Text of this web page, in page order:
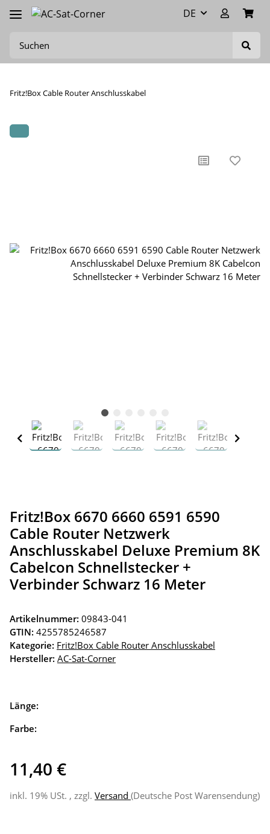
DE
Fritz!Box Cable Router Anschlusskabel
Fritz!Box 6670 6660 6591 6590
Cable Router Netzwerk
Anschlusskabel Deluxe Premium 8K
Cabelcon Schnellstecker +
Verbinder Schwarz 16 Meter
Artikelnummer: 09843-041
GTIN: 4255785246587
Kategorie: Fritz!Box Cable Router Anschlusskabel
Hersteller: AC-Sat-Corner
Länge:
Farbe:
11,40 €
inkl. 19% USt. , zzgl. Versand (Deutsche Post Warensendung)